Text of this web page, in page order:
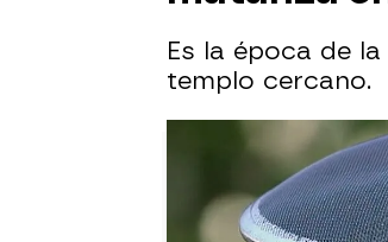
Es la época de
templo cercano.